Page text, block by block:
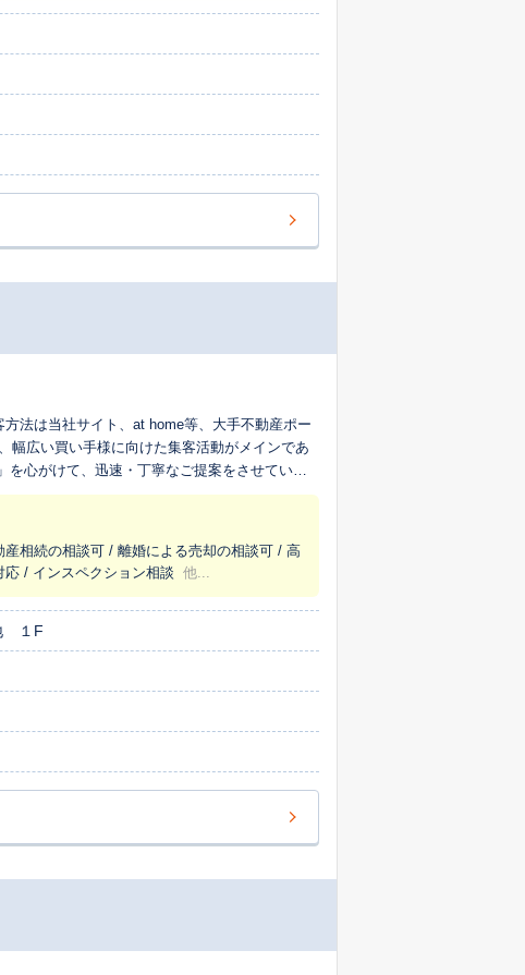
法は当社サイト、at home等、大手不動産ポー
幅広い買い手様に向けた集客活動がメインであ
心がけて、迅速・丁寧なご提案をさせていた
、お気軽にご相談下さい⭐
相続の相談可 / 離婚による売却の相談可 / 高
/ インスペクション相談 他...
１F